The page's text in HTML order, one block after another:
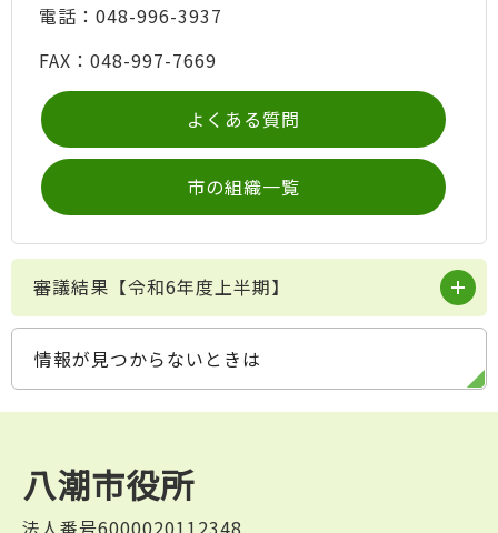
電話：048-996-3937
FAX：048-997-7669
よくある質問
市の組織一覧
審議結果【令和6年度上半期】
情報が見つからないときは
八潮市役所